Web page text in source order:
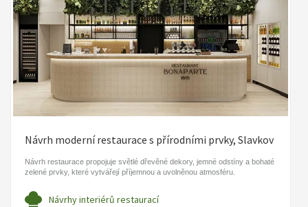
Návrh moderní restaurace s přírodními prvky, Slavkov
Návrh restaurace propojuje světlé dřevěné dekory, jemné odstíny a bohaté
zelené prvky, které vytvářejí příjemnou a uvolněnou atmosféru.
Návrhy interiérů restaurací